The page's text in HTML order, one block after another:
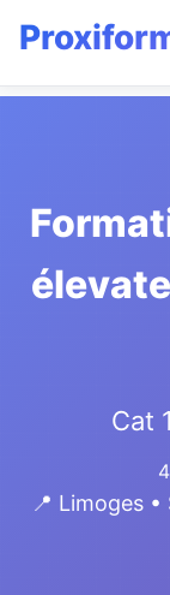
Cat
📍 Limoges